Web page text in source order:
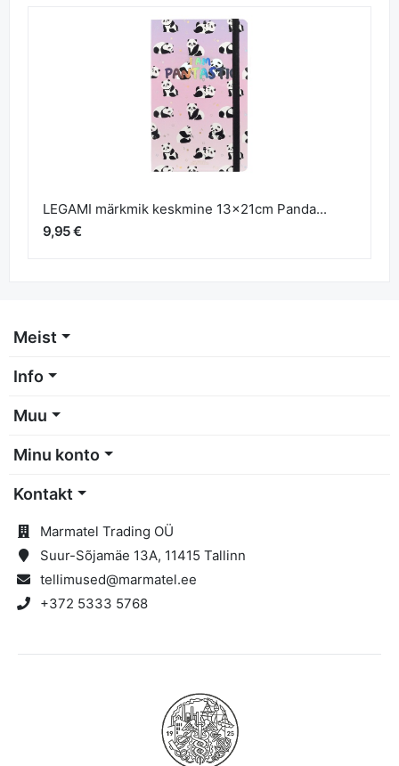
LEGAMI märkmik keskmine 13x21cm Panda...
9,95 €
Meist
Info
Muu
Minu konto
Kontakt
Marmatel Trading OÜ
Suur-Sõjamäe 13A, 11415 Tallinn
tellimused@marmatel.ee
+372 5333 5768